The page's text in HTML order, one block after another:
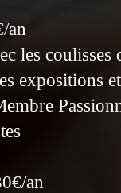
an
les coulisses
expositions
an